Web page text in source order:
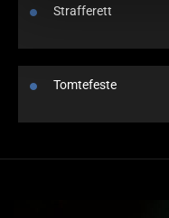
Strafferett
Tomtefeste